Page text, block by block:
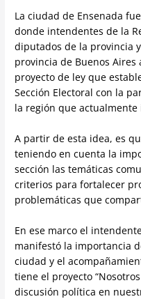
La ciudad de Ensenada
donde intendentes de la
diputados de la provincia
provincia de Buenos
proyecto de ley que
Sección Electoral con la
la región que
A partir de esta idea, es
teniendo en cuenta la
sección las temáticas
criterios para fortalecer
problemáticas que
En ese marco el
manifestó la importancia
ciudad y el
tiene el proyecto
discusión política en